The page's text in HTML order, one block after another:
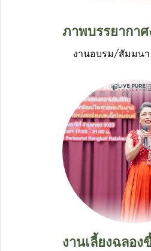
งานอบรม/สัมมนา